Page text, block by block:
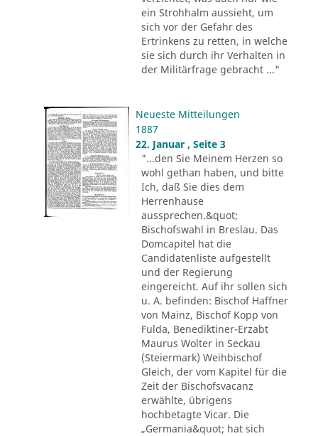
ein Strohhalm aussieht, um
sich vor der Gefahr des
Ertrinkens zu retten, in welche
sie sich durch ihr Verhalten in
der Militärfrage gebracht ..."
Neueste Mitteilungen
1887
22. Januar , Seite 3
"...den Sie Meinem Herzen so
wohl gethan haben, und bitte
Ich, daß Sie dies dem
Herrenhause
aussprechen.&quot;
Bischofswahl in Breslau. Das
Domcapitel hat die
Candidatenliste aufgestellt
und der Regierung
eingereicht. Auf ihr sollen sich
u. A. befinden: Bischof Haffner
von Mainz, Bischof Kopp von
Fulda, Benediktiner-Erzabt
Maurus Wolter in Seckau
(Steiermark) Weihbischof
Gleich, der vom Kapitel für die
Zeit der Bischofsvacanz
erwählte, übrigens
hochbetagte Vicar. Die
„Germania&quot; hat sich